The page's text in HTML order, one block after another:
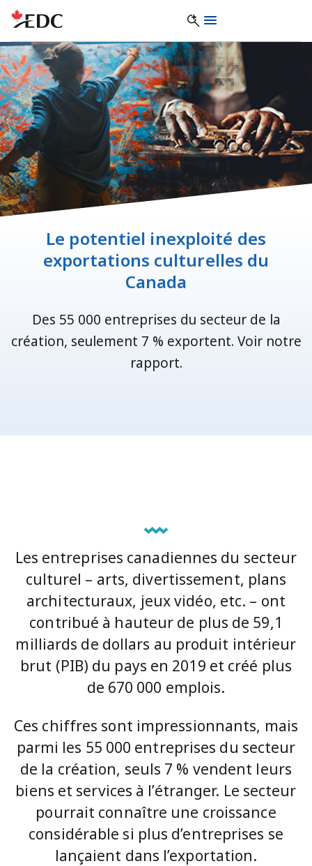
Le potentiel inexploité des
exportations culturelles du
Canada
Des 55 000 entreprises du secteur de la
création, seulement 7 % exportent. Voir notre
rapport.
Les entreprises canadiennes du secteur
culturel – arts, divertissement, plans
architecturaux, jeux vidéo, etc. – ont
contribué à hauteur de plus de 59,1
milliards de dollars au produit intérieur
brut (PIB) du pays en 2019 et créé plus
de 670 000 emplois.
Ces chiffres sont impressionnants, mais
parmi les 55 000 entreprises du secteur
de la création, seuls 7 % vendent leurs
biens et services à l’étranger. Le secteur
pourrait connaître une croissance
considérable si plus d’entreprises se
lançaient dans l’exportation.